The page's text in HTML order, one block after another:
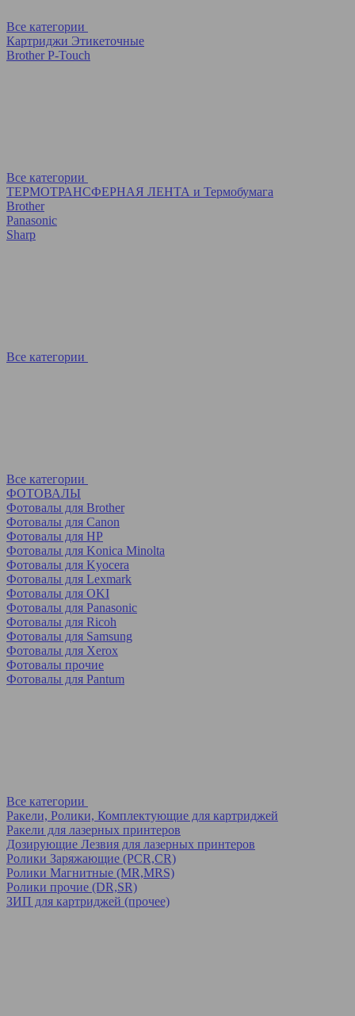
Все категории
Картриджи Этикеточные
Brother P-Touch
Все категории
ТЕРМОТРАНСФЕРНАЯ ЛЕНТА и Термобумага
Brother
Panasonic
Sharp
Все категории
Все категории
ФОТОВАЛЫ
Фотовалы для Brother
Фотовалы для Canon
Фотовалы для HP
Фотовалы для Koniсa Minolta
Фотовалы для Kyocera
Фотовалы для Lexmark
Фотовалы для OKI
Фотовалы для Panasonic
Фотовалы для Ricoh
Фотовалы для Samsung
Фотовалы для Xerox
Фотовалы прочие
Фотовалы для Pantum
Все категории
Ракели, Ролики, Комплектующие для картриджей
Ракели для лазерных принтеров
Дозирующие Лезвия для лазерных принтеров
Ролики Заряжающие (PCR,CR)
Ролики Магнитные (MR,MRS)
Ролики прочие (DR,SR)
ЗИП для картриджей (прочее)